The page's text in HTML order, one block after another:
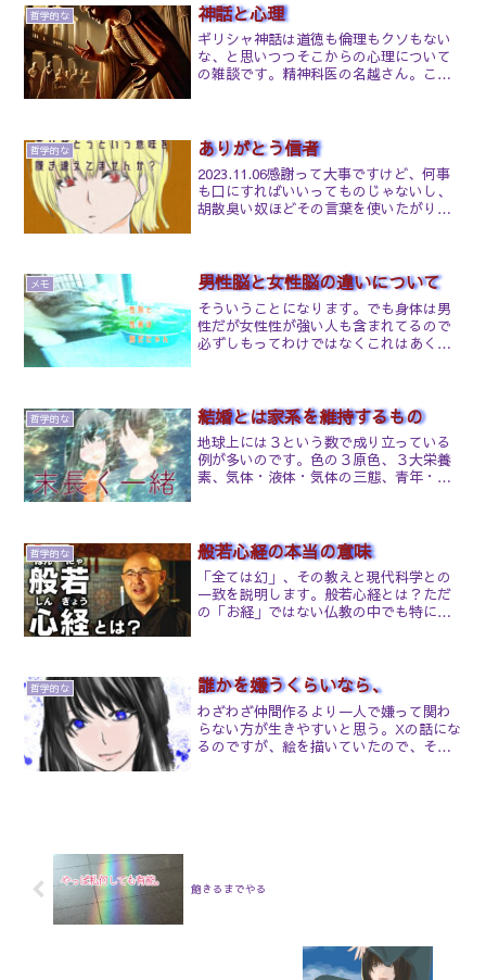
哲学的な 神話と心理
ギリシャ神話は道徳も倫理もクソもない
な、と思いつつそこからの心理について
の雑談です。精神科医の名越さん。ここ
になるので時間がある方は...
哲学的な ありがとう信者
2023.11.06感謝って大事ですけど、何事
も口にすればいいってものじゃないし、
胡散臭い奴ほどその言葉を使いたがりま
したら何とかなるって思ってるからマジ
でありがとう信者は嫌いです。心の底か
ら感謝なんてしてない。ただの癖。親や
大人、周りの影響もあるだろうが空っぽ
な人間が言う感謝は返ってきませんよ。
人間のみ。あと暇。人生経験が足りない
のと暇なんだろうなって思う。
メモ 男性脳と女性脳の違いについて
そういうことになります。でも身体は男
性だが女性性が強い人も含まれてるので
必ずしもってわけではなくこれはあくま
哲学的な 結婚とは家系を維持するもの
地球上には３という数で成り立っている
例が多いのです。色の３原色、３大栄養
素、気体・液体・気体の三態、青年・中
年期、中年期、晩年期と３段階であり、
旅館や会社なども３代目が相続すると安
定感が出てくると言われます。家系も
親、子、孫の３代で結実を見ます。離婚
や再婚、不倫、別居など愛情問題の多い
系」では、その孫の男の子（長男）に未
婚、破産や倒産、離婚といったことが頻
出します。つまり、祖父母の代の報いは
孫の代で結実するということです。極端
な場合は、平均より寿命が短くなること
原因は明らかでないにしても、日本家系
哲学的な 般若心経の本当の意味
「全ては幻」、その教えと現代科学との
一致を説明します。般若心経とは？ただ
の「お経」ではない仏教の中でも特に知
はブッダ本人（釈迦）が作...
哲学的な 誰かを嫌うくらいなら、
わざわざ仲間作るより一人で嫌って関わ
らない方が生きやすいと思う。Xの話にな
るのですが、絵を描いていたので、その
飽きるまでやる